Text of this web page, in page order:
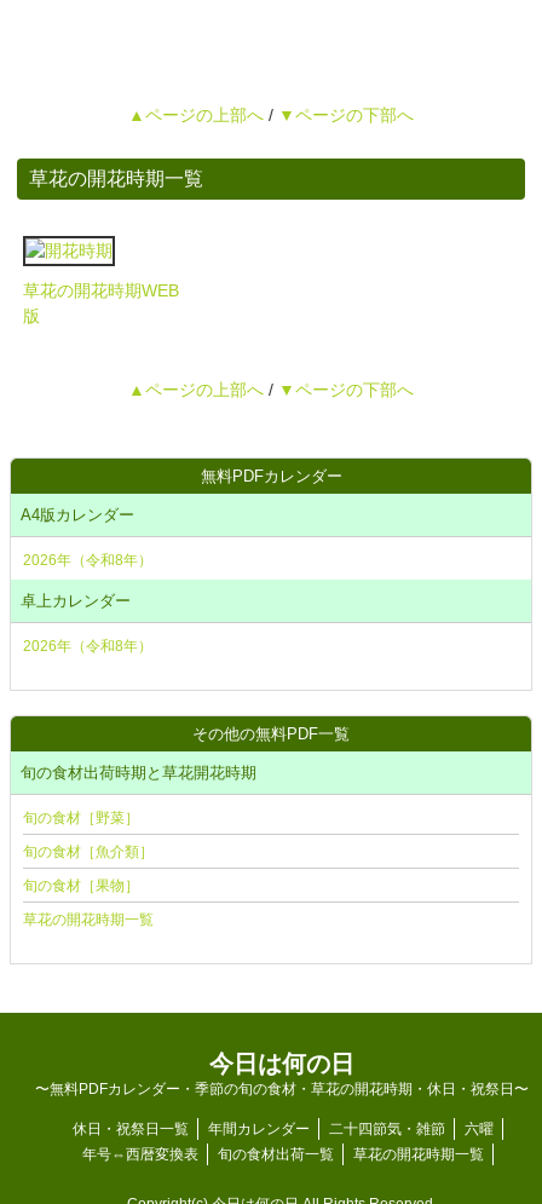
▲ページの上部へ / ▼ページの下部へ
草花の開花時期一覧
草花の開花時期WEB
版
▲ページの上部へ / ▼ページの下部へ
無料PDFカレンダー
A4版カレンダー
2026年（令和8年）
卓上カレンダー
2026年（令和8年）
その他の無料PDF一覧
旬の食材出荷時期と草花開花時期
旬の食材［野菜］
旬の食材［魚介類］
旬の食材［果物］
草花の開花時期一覧
今日は何の日
〜無料PDFカレンダー・季節の旬の食材・草花の開花時期・休日・祝祭日〜
休日・祝祭日一覧 年間カレンダー 二十四節気・雑節
六曜
年号⇔西暦変換表
旬の食材出荷一覧 草花の開花時期一覧